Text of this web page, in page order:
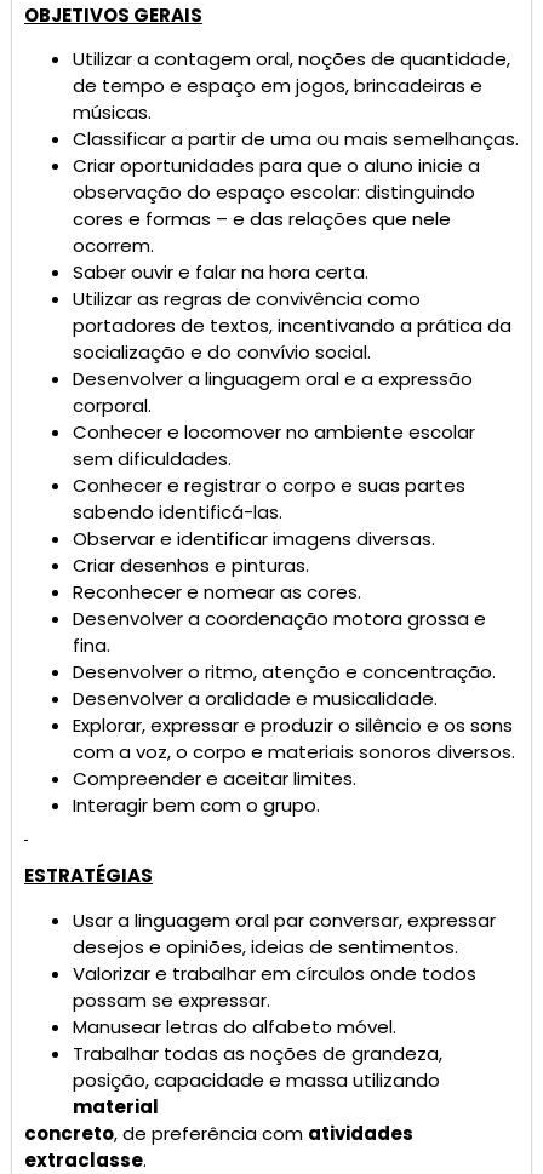
OBJETIVOS GERAIS
Utilizar a contagem oral, noções de quantidade,
de tempo e espaço em jogos, brincadeiras e
músicas.
Classificar a partir de uma ou mais semelhanças.
Criar oportunidades para que o aluno inicie a
observação do espaço escolar: distinguindo
cores e formas – e das relações que nele
ocorrem.
Saber ouvir e falar na hora certa.
Utilizar as regras de convivência como
portadores de textos, incentivando a prática da
socialização e do convívio social.
Desenvolver a linguagem oral e a expressão
corporal.
Conhecer e locomover no ambiente escolar
sem dificuldades.
Conhecer e registrar o corpo e suas partes
sabendo identificá-las.
Observar e identificar imagens diversas.
Criar desenhos e pinturas.
Reconhecer e nomear as cores.
Desenvolver a coordenação motora grossa e
fina.
Desenvolver o ritmo, atenção e concentração.
Desenvolver a oralidade e musicalidade.
Explorar, expressar e produzir o silêncio e os sons
com a voz, o corpo e materiais sonoros diversos.
Compreender e aceitar limites.
Interagir bem com o grupo.
ESTRATÉGIAS
Usar a linguagem oral par conversar, expressar
desejos e opiniões, ideias de sentimentos.
Valorizar e trabalhar em círculos onde todos
possam se expressar.
Manusear letras do alfabeto móvel.
Trabalhar todas as noções de grandeza,
posição, capacidade e massa utilizando
material
concreto, de preferência com atividades
extraclasse.